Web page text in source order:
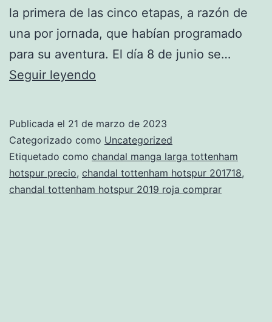
la primera de las cinco etapas, a razón de
una por jornada, que habían programado
para su aventura. El día 8 de junio se…
Seguir leyendo
2020
amazon
Publicada el 21 de marzo de 2023
Categorizado como Uncategorized
Etiquetado como chandal manga larga tottenham
hotspur precio, chandal tottenham hotspur 201718,
chandal tottenham hotspur 2019 roja comprar